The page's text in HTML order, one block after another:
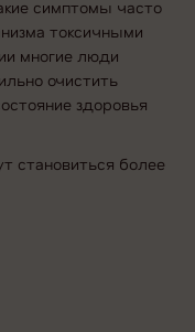
симптомы часто
токсичными
многие люди
очистить
здоровья
становиться более